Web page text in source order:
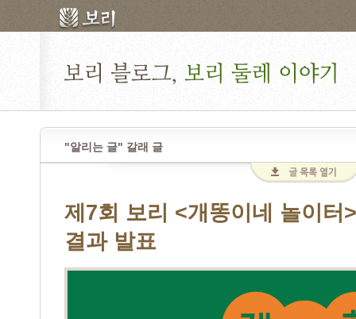
"알리는 글" 갈래 글
제7회 보리 <개똥이네 놀이터
결과 발표